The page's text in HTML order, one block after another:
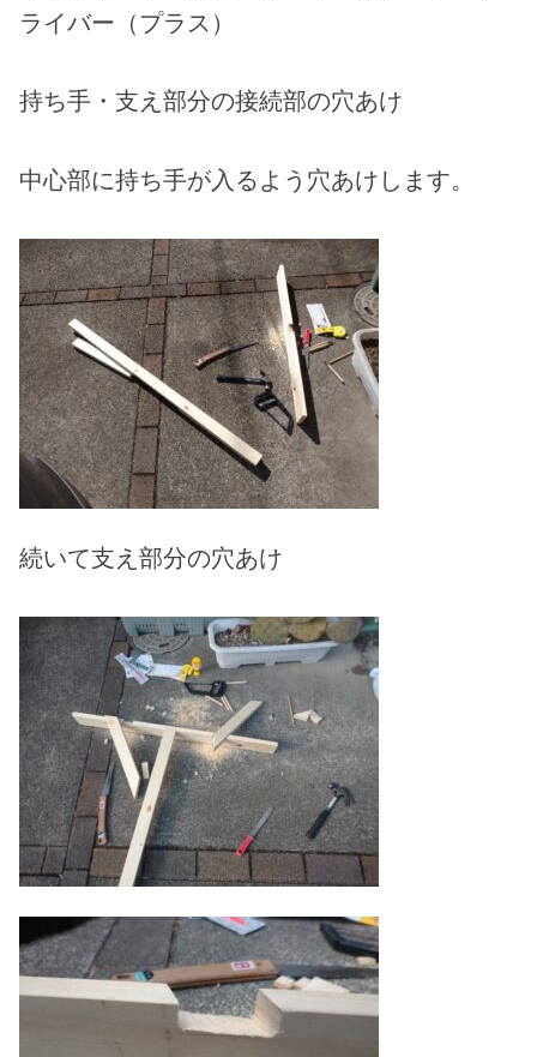
ライバー（プラス）
持ち手・支え部分の接続部の穴あけ
中心部に持ち手が入るよう穴あけします。
続いて支え部分の穴あけ